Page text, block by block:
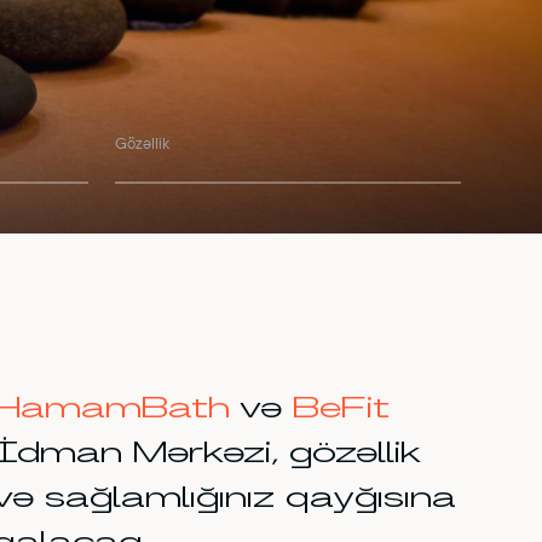
Gözəllik
və BeFit
Mərkəzi, gözəllik
sağlamlığınız qayğısına